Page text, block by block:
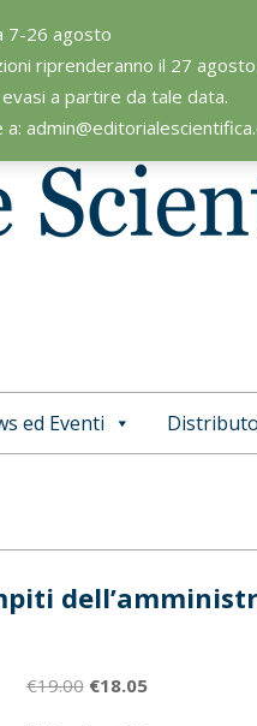
7-26 agosto
riprenderanno il 27
a partire da tale data.
ed Eventi
€19.00 Il
€18.05Il